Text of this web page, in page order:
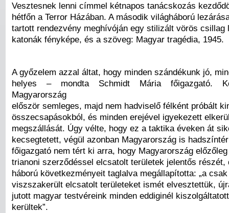
Vesztesnek lenni címmel kétnapos tanácskozás
hétfőn a Terror Házában. A második világháború
tartott rendezvény meghívóján egy stilizált vörös csillag
katonák fényképe, és a szöveg: Magyar tragédia, 1945.
A győzelem azzal áltat, hogy minden szándékunk jó,
helyes – mondta Schmidt Mária főigazgató.
Magyarország
először semleges, majd nem hadviselő félként próbált
összecsapásokból, és minden erejével igyekezett
megszállását. Úgy vélte, hogy ez a taktika éveken át
kecsegtetett, végül azonban Magyarország is
főigazgató nem tért ki arra, hogy Magyarország
trianoni szerződéssel elcsatolt területek jelentős részét,
háború következményeit taglalva megállapította: „a
viszszakerült elcsatolt területeket ismét elvesztettük,
jutott magyar testvéreink minden eddiginél
kerültek”.